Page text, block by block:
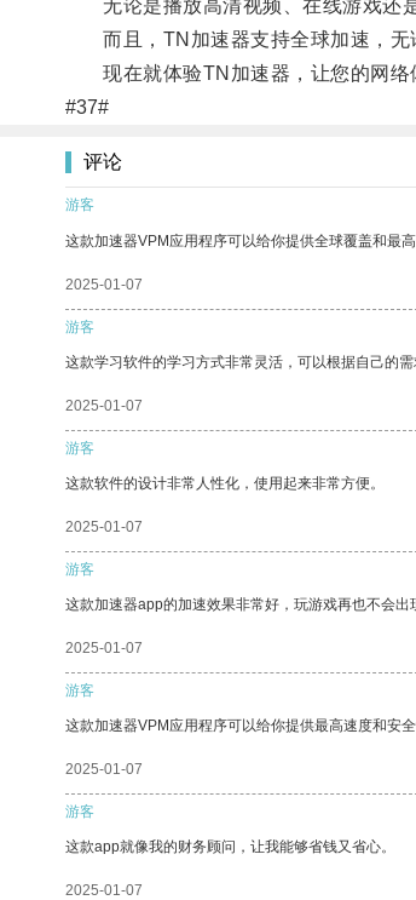
无论是播放高清视频、在线游戏还是
而且，TN加速器支持全球加速，无
现在就体验TN加速器，让您的网络
#37#
评论
游客
这款加速器VPM应用程序可以给你提供全球覆盖和最高
2025-01-07
游客
这款学习软件的学习方式非常灵活，可以根据自己的
2025-01-07
游客
这款软件的设计非常人性化，使用起来非常方便。
2025-01-07
游客
这款加速器app的加速效果非常好，玩游戏再也不会
2025-01-07
游客
这款加速器VPM应用程序可以给你提供最高速度和安
2025-01-07
游客
这款app就像我的财务顾问，让我能够省钱又省心。
2025-01-07